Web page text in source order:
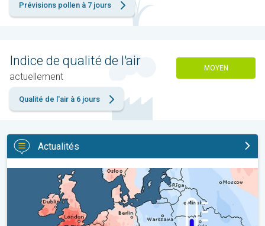
Prévisions pollen à 7 jours
Indice de qualité de l'air
actuellement
MOYEN
Qualité de l'air à 6 jours
Actualités
Grands contrastes météo en juillet. En Europe. . .